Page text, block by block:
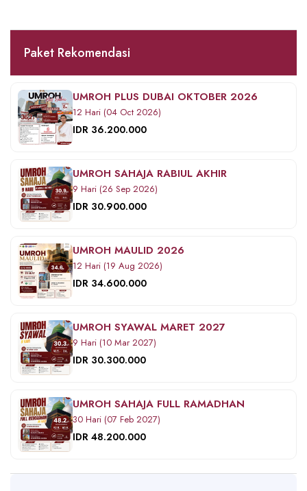
Paket Rekomendasi
UMROH PLUS DUBAI OKTOBER 2026
12 Hari (04 Oct 2026)
IDR 36.200.000
UMROH SAHAJA RABIUL AKHIR
9 Hari (26 Sep 2026)
IDR 30.900.000
UMROH MAULID 2026
12 Hari (19 Aug 2026)
IDR 34.600.000
UMROH SYAWAL MARET 2027
9 Hari (10 Mar 2027)
IDR 30.300.000
UMROH SAHAJA FULL RAMADHAN
30 Hari (07 Feb 2027)
IDR 48.200.000